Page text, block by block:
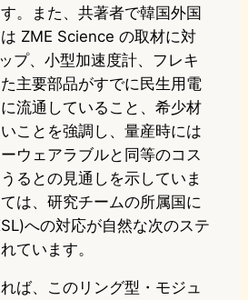
。また、共著者で韓国外国
ZME Science の取材に対
プ、小型加速度計、フレキ
主要部品がすでに民生用電
流通していること、希少材
ことを強調し、量産時には
ウェアラブルと同等のコス
るとの見通しを示していま
は、研究チームの所属国に
への対応が自然な次のステ
ています。
ば、このリング型・モジュ